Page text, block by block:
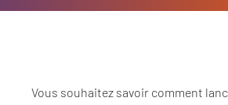
Vous souhaitez savoir comment